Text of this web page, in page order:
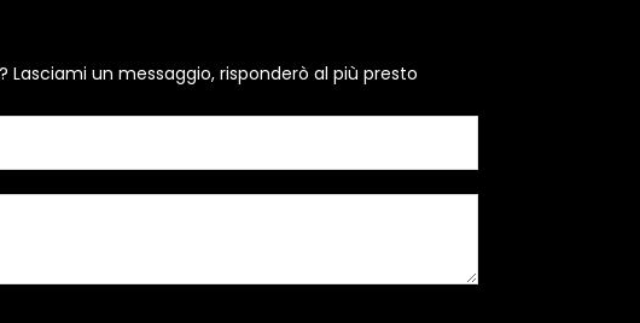
un messaggio, risponderò al più presto